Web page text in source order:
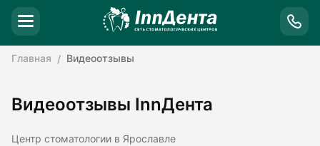
Главная Видеоотзывы
Видеоотзывы InnДента
Центр стоматологии в Ярославле